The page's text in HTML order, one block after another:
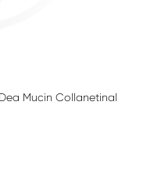
Mucin Collanetinal